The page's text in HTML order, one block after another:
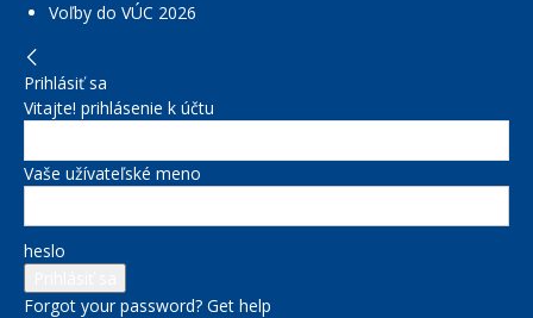
Voľby do VÚC 2026
Prihlásiť sa
Vitajte! prihlásenie k účtu
Vaše užívateľské meno
heslo
Forgot your password? Get help